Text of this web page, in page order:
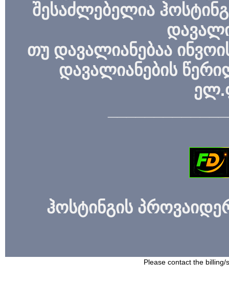
შესაძლებელია
თუ დავალიანებაა
დავალიანების
ჰოსტინგის
Please contact the